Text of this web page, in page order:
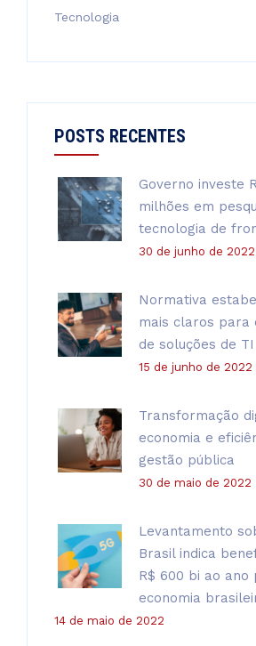
Tecnologia
POSTS RECENTES
Governo investe
milhões em
tecnologia de
30 de junho de 2022
Normativa
mais claros para
de soluções de TI
15 de junho de 2022
Transformação
economia e
gestão pública
30 de maio de 2022
Levantamento
Brasil indica
R$ 600 bi ao ano
economia
14 de maio de 2022